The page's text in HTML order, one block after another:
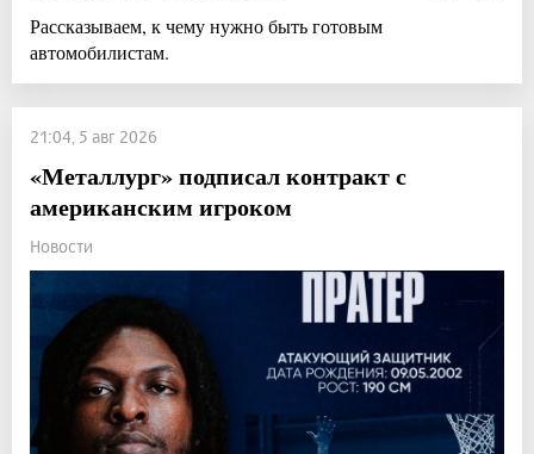
Рассказываем, к чему нужно быть готовым
автомобилистам.
21:04, 5 авг 2026
«Металлург» подписал контракт с
американским игроком
Новости